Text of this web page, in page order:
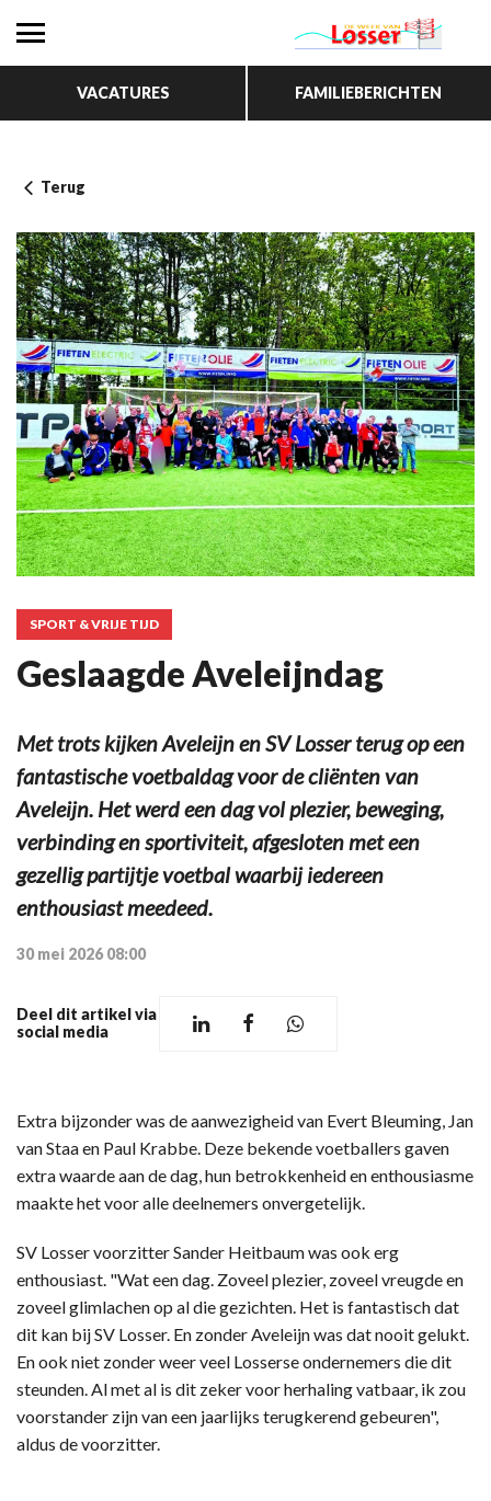
VACATURES FAMILIEBERICHTEN
Terug
SPORT & VRIJE TIJD
Geslaagde Aveleijndag
Met trots kijken Aveleijn en SV Losser terug op een
fantastische voetbaldag voor de cliënten van
Aveleijn. Het werd een dag vol plezier, beweging,
verbinding en sportiviteit, afgesloten met een
gezellig partijtje voetbal waarbij iedereen
enthousiast meedeed.
30 mei 2026 08:00
Deel dit artikel via
social media
Extra bijzonder was de aanwezigheid van Evert Bleuming, Jan
van Staa en Paul Krabbe. Deze bekende voetballers gaven
extra waarde aan de dag, hun betrokkenheid en enthousiasme
maakte het voor alle deelnemers onvergetelijk.
SV Losser voorzitter Sander Heitbaum was ook erg
enthousiast. "Wat een dag. Zoveel plezier, zoveel vreugde en
zoveel glimlachen op al die gezichten. Het is fantastisch dat
dit kan bij SV Losser. En zonder Aveleijn was dat nooit gelukt.
En ook niet zonder weer veel Losserse ondernemers die dit
steunden. Al met al is dit zeker voor herhaling vatbaar, ik zou
voorstander zijn van een jaarlijks terugkerend gebeuren",
aldus de voorzitter.